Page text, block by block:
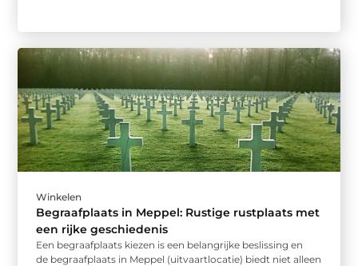
Winkelen
Begraafplaats in Meppel: Rustige rustplaats met
een rijke geschiedenis
Een begraafplaats kiezen is een belangrijke beslissing en
de begraafplaats in Meppel (uitvaartlocatie) biedt niet alleen